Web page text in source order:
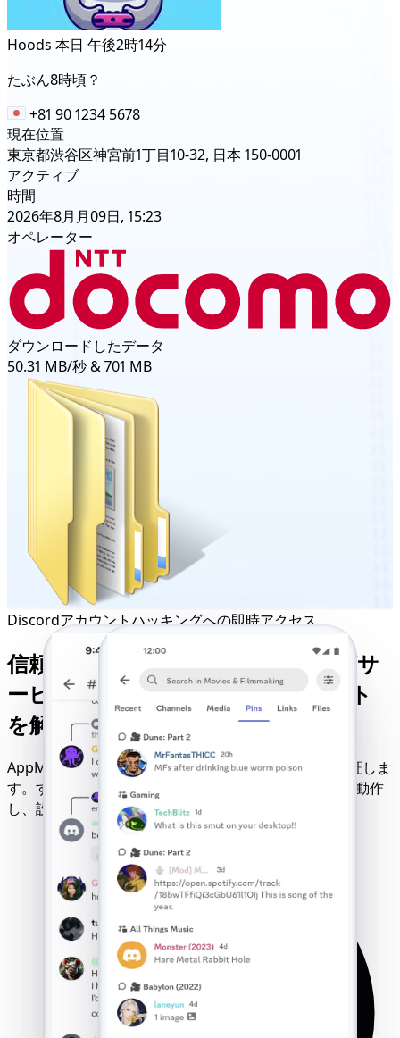
Hoods 本日 午後2時14分
たぶん8時頃？
+81 90 1234 5678
現在位置
東京都渋谷区神宮前1丁目10-32, 日本 150-0001
アクティブ
時間
2026年8月月09日, 15:23
オペレーター
ダウンロードしたデータ
50.31 MB/秒 & 701 MB
Discordアカウントハッキングへの即時アクセス
信頼性の高いオンラインハッキングサ
ービスであらゆるDiscordアカウント
を解除
AppMessengerはDiscordアカウントハッキングを保証しま
す。すべてのブラウザ、モバイルネットワーク、OSで動作
し、設定不要で利用可能です。